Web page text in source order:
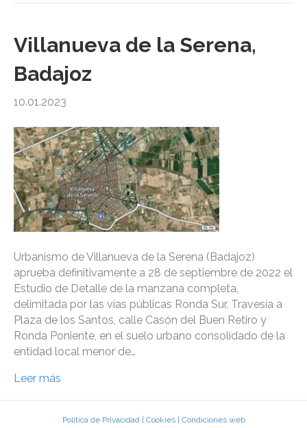
Villanueva de la Serena,
Badajoz
10.01.2023
Urbanismo de Villanueva de la Serena (Badajoz)
aprueba definitivamente a 28 de septiembre de 2022 el
Estudio de Detalle de la manzana completa,
delimitada por las vías públicas Ronda Sur, Travesía a
Plaza de los Santos, calle Casón del Buen Retiro y
Ronda Poniente, en el suelo urbano consolidado de la
entidad local menor de…
Leer más
Política de Privacidad| Cookies| Condiciones web